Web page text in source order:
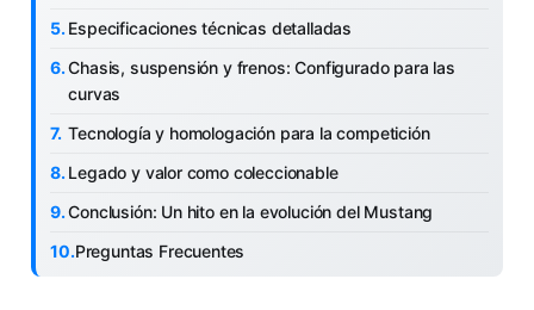
Especificaciones técnicas detalladas
Chasis, suspensión y frenos: Configurado para las
curvas
Tecnología y homologación para la competición
Legado y valor como coleccionable
Conclusión: Un hito en la evolución del Mustang
Preguntas Frecuentes